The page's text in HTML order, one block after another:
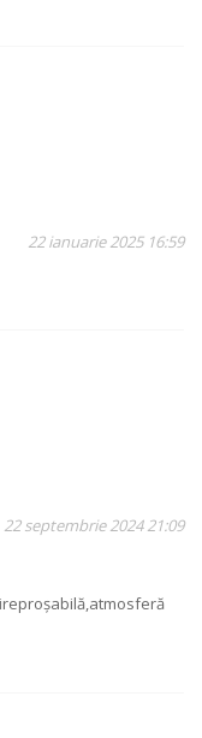
22 ianuarie 2025 16:59
22 septembrie 2024 21:09